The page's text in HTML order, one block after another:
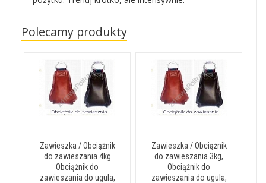
Polecamy produkty
Zawieszka / Obciążnik
do zawieszania 4kg
Obciążnik do
zawieszania do ugula,
Zawieszka / Obciążnik
do zawieszania 3kg,
Obciążnik do
zawieszania do ugula,